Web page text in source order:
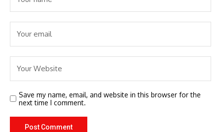
Save my name, email, and website in this browser for the
next time I comment.